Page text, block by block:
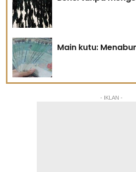
Main kutu:
- IKLAN -